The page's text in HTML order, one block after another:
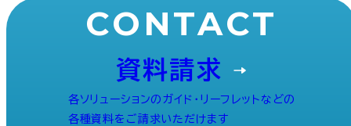
CONTACT
資料請求
各ソリューションのガイド・リーフレットなどの
各種資料をご請求いただけます